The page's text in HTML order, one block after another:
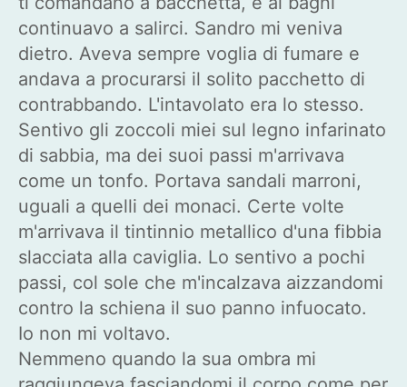
continuavo a salirci. Sandro mi veniva
dietro. Aveva sempre voglia di fumare e
andava a procurarsi il solito pacchetto di
contrabbando. L'intavolato era lo stesso.
Sentivo gli zoccoli miei sul legno infarinato
di sabbia, ma dei suoi passi m'arrivava
come un tonfo. Portava sandali marroni,
uguali a quelli dei monaci. Certe volte
m'arrivava il tintinnio metallico d'una fibbia
slacciata alla caviglia. Lo sentivo a pochi
passi, col sole che m'incalzava aizzandomi
contro la schiena il suo panno infuocato.
Io non mi voltavo.
Nemmeno quando la sua ombra mi